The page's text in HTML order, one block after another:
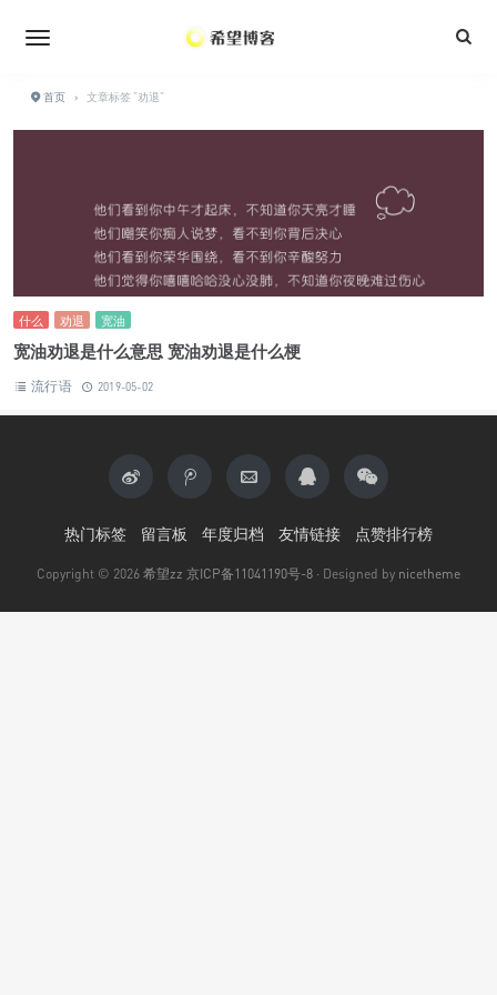
首页 › 文章标签 "劝退"
什么 劝退 宽油
宽油劝退是什么意思 宽油劝退是什么梗
流行语 2019-05-02
热门标签 留言板 年度归档 友情链接 点赞排行榜
Copyright © 2026 希望zz 京ICP备11041190号-8 · Designed by nicetheme